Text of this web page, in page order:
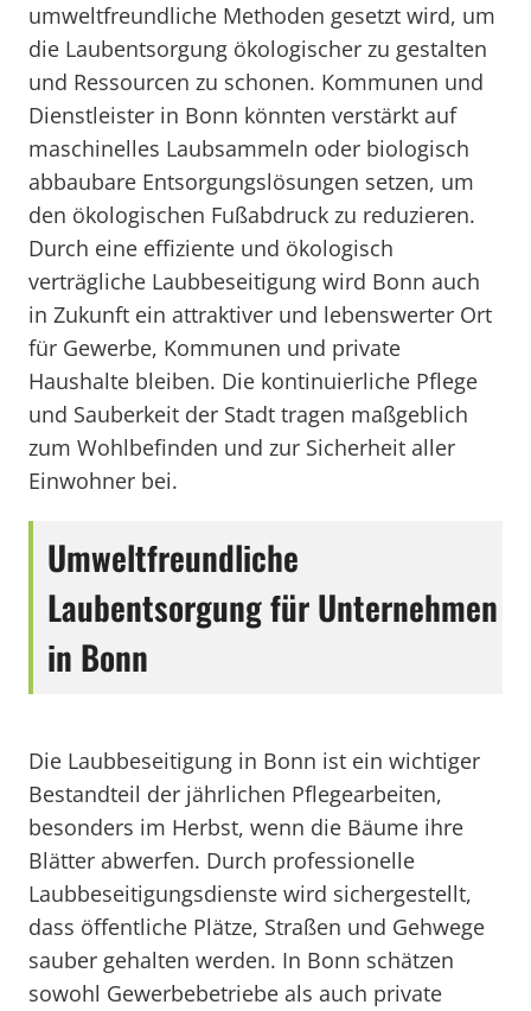
umweltfreundliche Methoden gesetzt wird, um
die Laubentsorgung ökologischer zu gestalten
und Ressourcen zu schonen. Kommunen und
Dienstleister in Bonn könnten verstärkt auf
maschinelles Laubsammeln oder biologisch
abbaubare Entsorgungslösungen setzen, um
den ökologischen Fußabdruck zu reduzieren.
Durch eine effiziente und ökologisch
verträgliche Laubbeseitigung wird Bonn auch
in Zukunft ein attraktiver und lebenswerter Ort
für Gewerbe, Kommunen und private
Haushalte bleiben. Die kontinuierliche Pflege
und Sauberkeit der Stadt tragen maßgeblich
zum Wohlbefinden und zur Sicherheit aller
Einwohner bei.
Umweltfreundliche
Laubentsorgung für Unternehmen
in Bonn
Die Laubbeseitigung in Bonn ist ein wichtiger
Bestandteil der jährlichen Pflegearbeiten,
besonders im Herbst, wenn die Bäume ihre
Blätter abwerfen. Durch professionelle
Laubbeseitigungsdienste wird sichergestellt,
dass öffentliche Plätze, Straßen und Gehwege
sauber gehalten werden. In Bonn schätzen
sowohl Gewerbebetriebe als auch private